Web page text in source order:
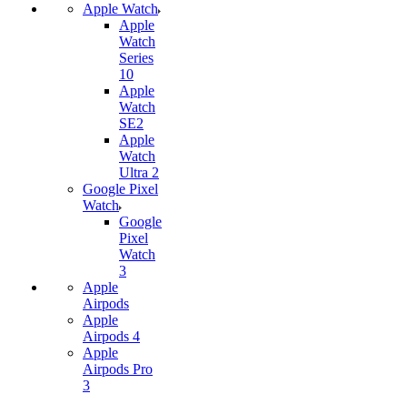
Apple Watch
Apple
Watch
Series
10
Apple
Watch
SE2
Apple
Watch
Ultra 2
Google Pixel
Watch
Google
Pixel
Watch
3
Apple
Airpods
Apple
Airpods 4
Apple
Airpods Pro
3